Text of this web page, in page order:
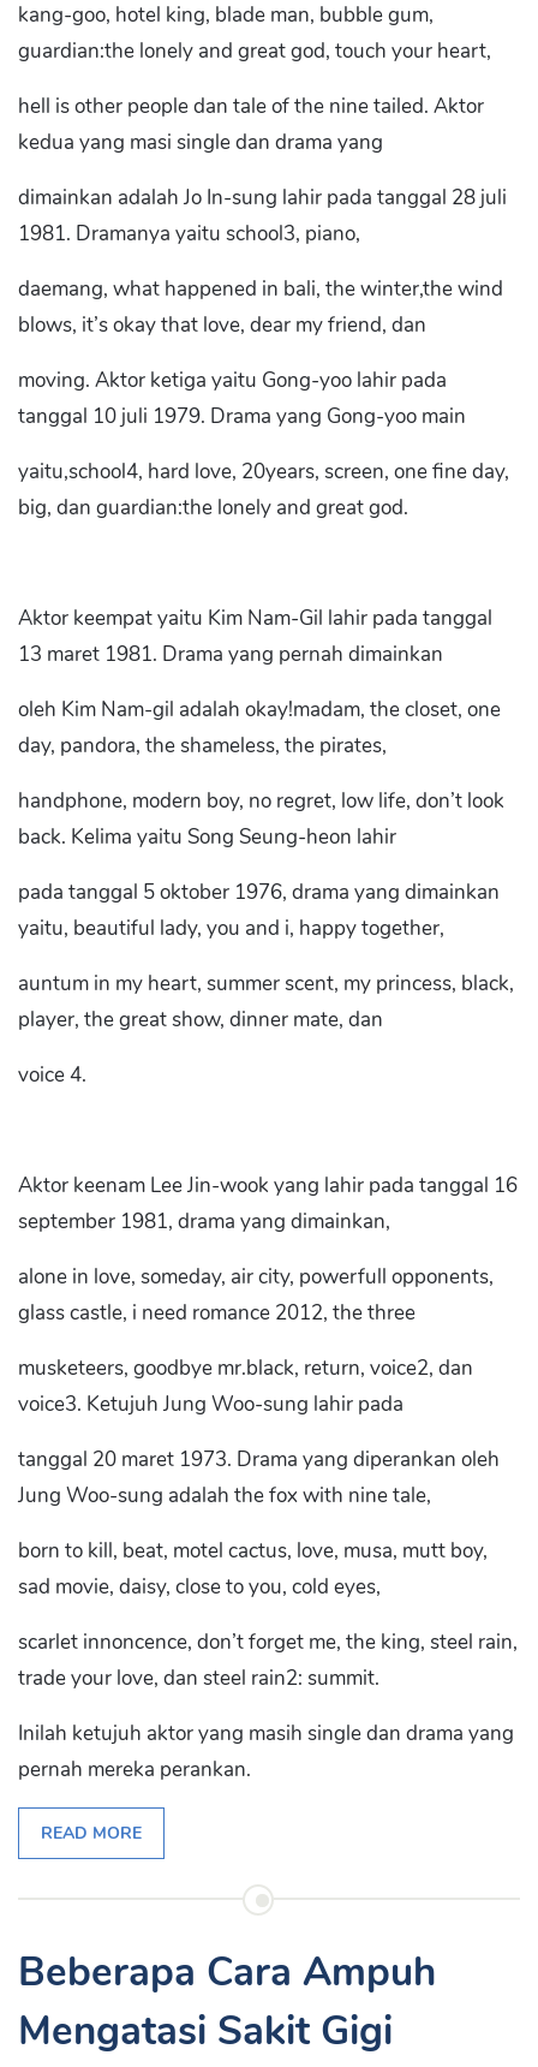
kang-goo, hotel king, blade man, bubble gum,
guardian:the lonely and great god, touch your heart,
hell is other people dan tale of the nine tailed. Aktor
kedua yang masi single dan drama yang
dimainkan adalah Jo In-sung lahir pada tanggal 28 juli
1981. Dramanya yaitu school3, piano,
daemang, what happened in bali, the winter,the wind
blows, it’s okay that love, dear my friend, dan
moving. Aktor ketiga yaitu Gong-yoo lahir pada
tanggal 10 juli 1979. Drama yang Gong-yoo main
yaitu,school4, hard love, 20years, screen, one fine day,
big, dan guardian:the lonely and great god.
Aktor keempat yaitu Kim Nam-Gil lahir pada tanggal
13 maret 1981. Drama yang pernah dimainkan
oleh Kim Nam-gil adalah okay!madam, the closet, one
day, pandora, the shameless, the pirates,
handphone, modern boy, no regret, low life, don’t look
back. Kelima yaitu Song Seung-heon lahir
pada tanggal 5 oktober 1976, drama yang dimainkan
yaitu, beautiful lady, you and i, happy together,
auntum in my heart, summer scent, my princess, black,
player, the great show, dinner mate, dan
voice 4.
Aktor keenam Lee Jin-wook yang lahir pada tanggal 16
september 1981, drama yang dimainkan,
alone in love, someday, air city, powerfull opponents,
glass castle, i need romance 2012, the three
musketeers, goodbye mr.black, return, voice2, dan
voice3. Ketujuh Jung Woo-sung lahir pada
tanggal 20 maret 1973. Drama yang diperankan oleh
Jung Woo-sung adalah the fox with nine tale,
born to kill, beat, motel cactus, love, musa, mutt boy,
sad movie, daisy, close to you, cold eyes,
scarlet innoncence, don’t forget me, the king, steel rain,
trade your love, dan steel rain2: summit.
Inilah ketujuh aktor yang masih single dan drama yang
pernah mereka perankan.
READ MORE
Beberapa Cara Ampuh
Mengatasi Sakit Gigi